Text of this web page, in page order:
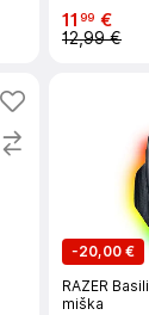
11 99 €
12,99 €
-20,00 €
RAZER
miška